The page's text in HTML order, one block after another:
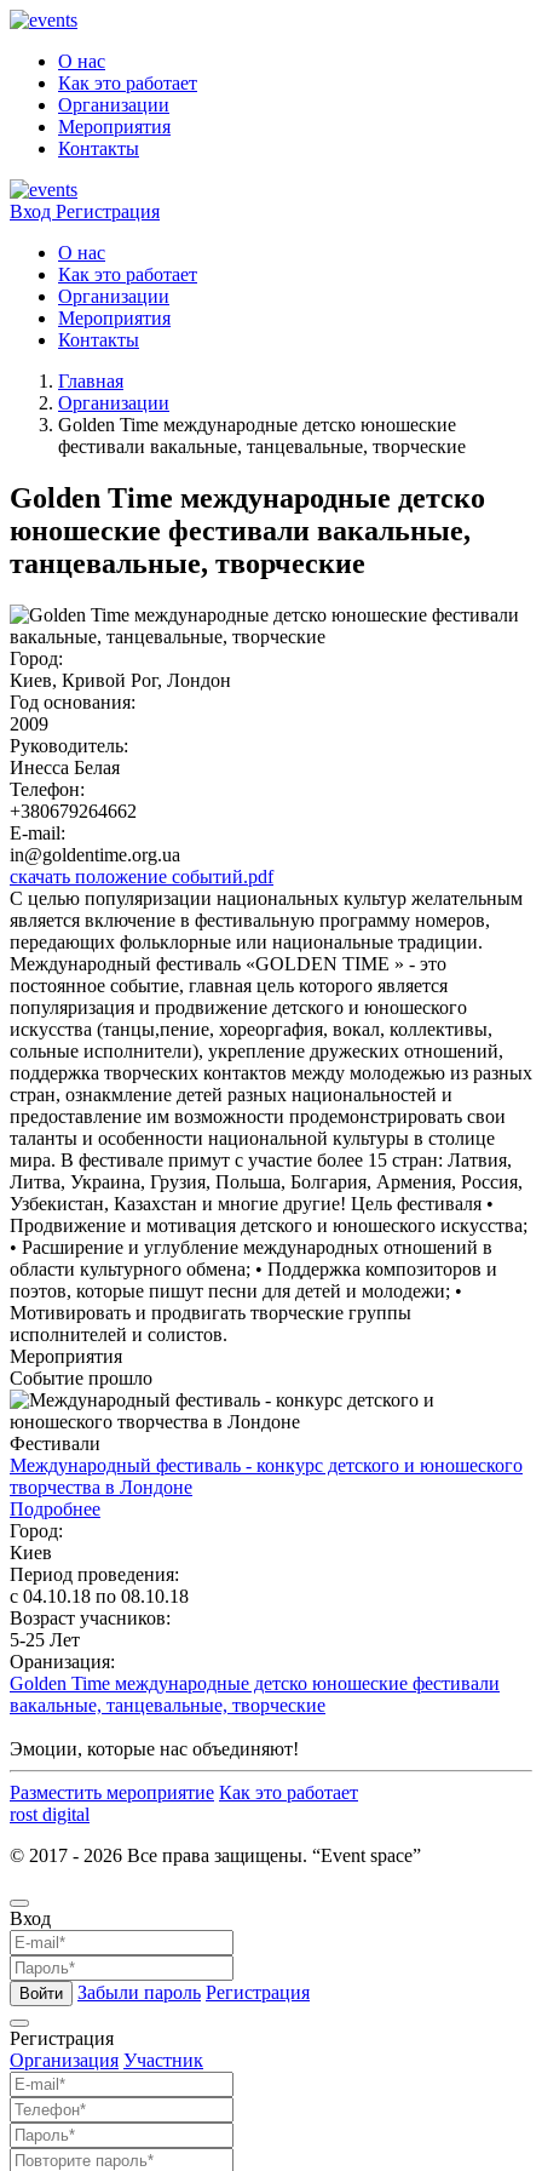
О нас
Как это работает
Организации
Мероприятия
Контакты
Вход Регистрация
О нас
Как это работает
Организации
Мероприятия
Контакты
Главная
Организации
Golden Time международные детско юношеские
фестивали вакальные, танцевальные, творческие
Golden Time международные детско
юношеские фестивали вакальные,
танцевальные, творческие
Город:
Киев, Кривой Рог, Лондон
Год основания:
2009
Руководитель:
Инесса Белая
Телефон:
+380679264662
E-mail:
in@goldentime.org.ua
скачать положение событий.pdf
С целью популяризации национальных культур желательным
является включение в фестивальную программу номеров,
передающих фольклорные или национальные традиции.
Международный фестиваль «GOLDEN TIME » - это
постоянное событие, главная цель которого является
популяризация и продвижение детского и юношеского
искусства (танцы,пение, хореоргафия, вокал, коллективы,
сольные исполнители), укрепление дружеских отношений,
поддержка творческих контактов между молодежью из разных
стран, ознакмление детей разных национальностей и
предоставление им возможности продемонстрировать свои
таланты и особенности национальной культуры в столице
мира. В фестивале примут с участие более 15 стран: Латвия,
Литва, Украина, Грузия, Польша, Болгария, Армения, Россия,
Узбекистан, Казахстан и многие другие! Цель фестиваля •
Продвижение и мотивация детского и юношеского искусства;
• Расширение и углубление международных отношений в
области культурного обмена; • Поддержка композиторов и
поэтов, которые пишут песни для детей и молодежи; •
Мотивировать и продвигать творческие группы
исполнителей и солистов.
Мероприятия
Событие прошло
Фестивали
Международный фестиваль - конкурс детского и юношеского
творчества в Лондоне
Подробнее
Город:
Киев
Период проведения:
c 04.10.18 по 08.10.18
Возраст учасников:
5-25 Лет
Оранизация:
Golden Time международные детско юношеские фестивали
вакальные, танцевальные, творческие
Эмоции, которые нас объединяют!
Разместить мероприятие Как это работает
rost digital
© 2017 - 2026 Все права защищены. “Event space”
Вход
Войти Забыли пароль Регистрация
Регистрация
Организация Участник